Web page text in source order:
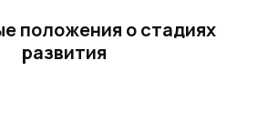
положения о стадиях
развития